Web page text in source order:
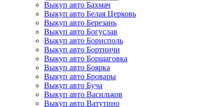
Выкуп авто Бахмач
Выкуп авто Белая Церковь
Выкуп авто Березань
Выкуп авто Богуслав
Выкуп авто Борисполь
Выкуп авто Бортничи
Выкуп авто Борщаговка
Выкуп авто Боярка
Выкуп авто Бровары
Выкуп авто Буча
Выкуп авто Васильков
Выкуп авто Ватутино